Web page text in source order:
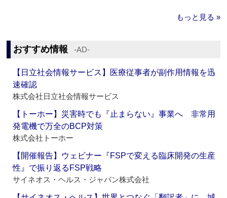
もっと見る »
おすすめ情報 ‐AD‐
【日立社会情報サービス】医療従事者が副作用情報を迅
速確認
株式会社日立社会情報サービス
【トーホー】災害時でも『止まらない』事業へ 非常用
発電機で万全のBCP対策
株式会社トーホー
【開催報告】ウェビナー『FSPで変える臨床開発の生産
性』で振り返るFSP戦略
サイネオス・ヘルス・ジャパン株式会社